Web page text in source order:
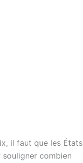
il faut que les États
souligner combien